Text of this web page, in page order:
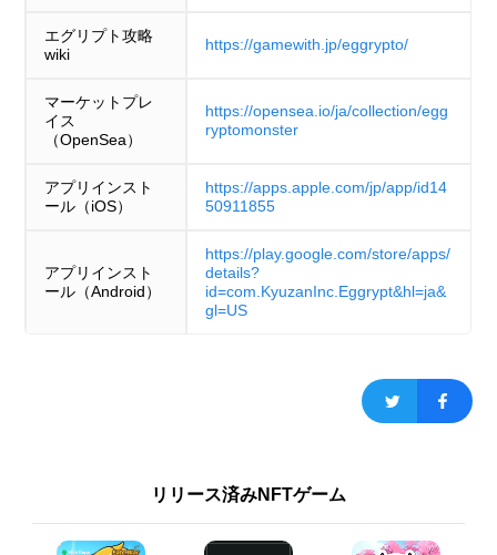
エグリプト攻略
wiki
https://gamewith.jp/eggrypto/
マーケットプレ
イス
（OpenSea）
https://opensea.io/ja/collection/egg
ryptomonster
アプリインスト
ール（iOS）
https://apps.apple.com/jp/app/id14
50911855
アプリインスト
ール（Android）
https://play.google.com/store/apps/
details?
id=com.KyuzanInc.Eggrypt&hl=ja&
gl=US
リリース済みNFTゲーム